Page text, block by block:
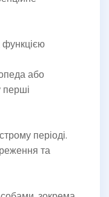
або
періоді.
та